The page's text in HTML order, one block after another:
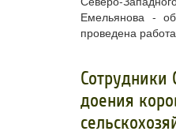
Емельянова -
проведена
доения